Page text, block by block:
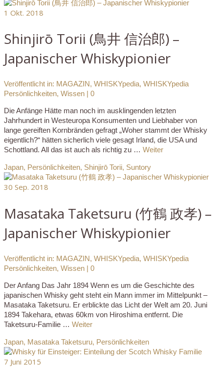
1 Okt. 2018
Shinjirō Torii (鳥井 信治郎) –
Japanischer Whiskypionier
Veröffentlicht in: MAGAZIN, WHISKYpedia, WHISKYpedia
Persönlichkeiten, Wissen | 0
Die Anfänge Hätte man noch im ausklingenden letzten
Jahrhundert in Westeuropa Konsumenten und Liebhaber von
lange gereiften Kornbränden gefragt „Woher stammt der Whisky
eigentlich?“ hätten sicherlich viele gesagt Irland, die USA und
Schottland. All das ist auch als richtig zu … Weiter
Japan, Persönlichkeiten, Shinjirō Torii, Suntory
30 Sep. 2018
Masataka Taketsuru (竹鶴 政孝) –
Japanischer Whiskypionier
Veröffentlicht in: MAGAZIN, WHISKYpedia, WHISKYpedia
Persönlichkeiten, Wissen | 0
Der Anfang Das Jahr 1894 Wenn es um die Geschichte des
japanischen Whisky geht steht ein Mann immer im Mittelpunkt –
Masataka Taketsuru. Er erblickte das Licht der Welt am 20. Juni
1894 Takehara, etwas 60km von Hiroshima entfernt. Die
Taketsuru-Familie … Weiter
Japan, Masataka Taketsuru, Persönlichkeiten
7 Juni 2015